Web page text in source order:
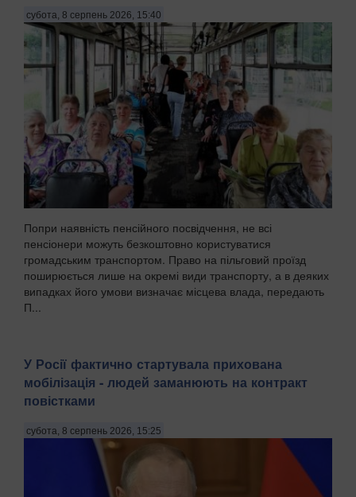
субота, 8 серпень 2026, 15:40
Попри наявність пенсійного посвідчення, не всі
пенсіонери можуть безкоштовно користуватися
громадським транспортом. Право на пільговий проїзд
поширюється лише на окремі види транспорту, а в деяких
випадках його умови визначає місцева влада, передають
П...
У Росії фактично стартувала прихована
мобілізація - людей заманюють на контракт
повістками
субота, 8 серпень 2026, 15:25